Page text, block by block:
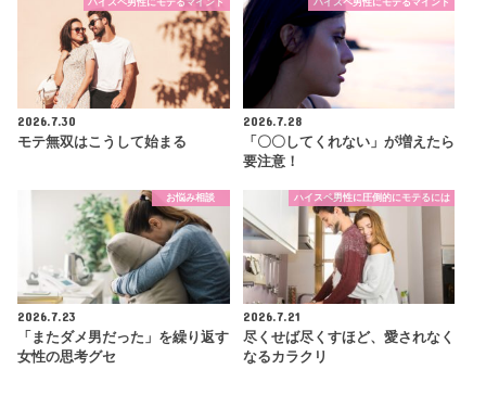
ハイスペ男性にモテるマインド
2026.7.30
モテ無双はこうして始まる
ハイスペ男性にモテるマインド
2026.7.28
「〇〇してくれない」が増えたら
要注意！
お悩み相談
2026.7.23
「またダメ男だった」を繰り返す
女性の思考グセ
ハイスペ男性に圧倒的にモテるには
2026.7.21
尽くせば尽くすほど、愛されなく
なるカラクリ